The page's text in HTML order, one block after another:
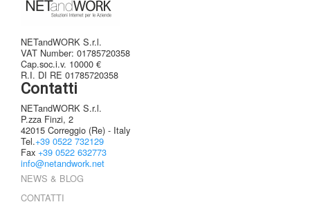
NETandWORK S.r.l.
VAT Number: 01785720358
Cap.soc.i.v. 10000 €
R.I. DI RE 01785720358
Contatti
NETandWORK S.r.l.
P.zza Finzi, 2
42015 Correggio (Re) - Italy
Tel.+39 0522 732129
Fax +39 0522 632773
info@netandwork.net
NEWS & BLOG
CONTATTI